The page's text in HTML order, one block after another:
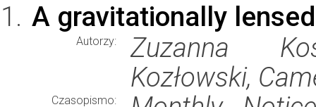
A gravitationally
Autorzy:
Zuzanna
Kozłowski,
Czasopismo: